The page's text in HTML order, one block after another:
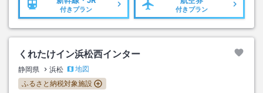
付きプラン 付きプラン
くれたけイン浜松西インター
静岡県 浜松
地図
ふるさと納税対象施設